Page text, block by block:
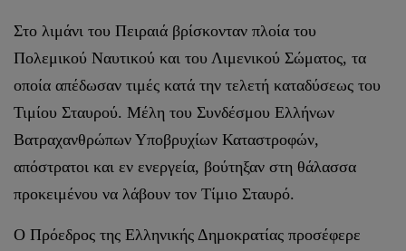
Στο λιμάνι του Πειραιά βρίσκονταν πλοία του
Πολεμικού Ναυτικού και του Λιμενικού Σώματος, τα
οποία απέδωσαν τιμές κατά την τελετή καταδύσεως του
Τιμίου Σταυρού. Μέλη του Συνδέσμου Ελλήνων
Βατραχανθρώπων Υποβρυχίων Καταστροφών,
απόστρατοι και εν ενεργεία, βούτηξαν στη θάλασσα
προκειμένου να λάβουν τον Τίμιο Σταυρό.
Ο Πρόεδρος της Ελληνικής Δημοκρατίας προσέφερε